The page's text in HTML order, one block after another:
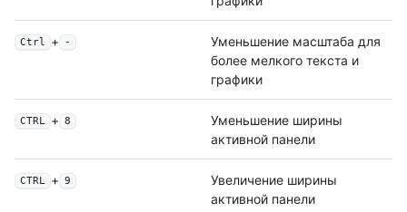
Ctrl + -
Уменьшение масштаба для
более мелкого текста и
графики
CTRL + 8
Уменьшение ширины
активной панели
CTRL + 9
Увеличение ширины
активной панели